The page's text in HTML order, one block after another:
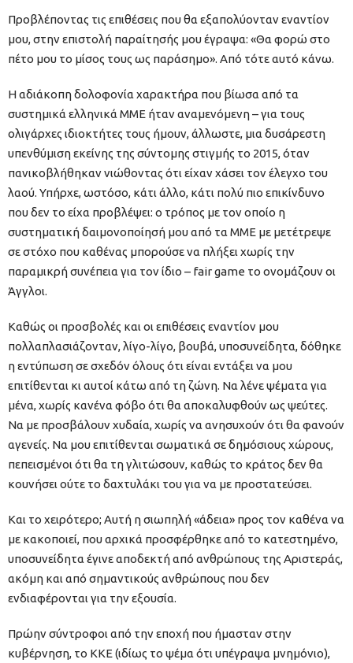
Προβλέποντας τις επιθέσεις που θα εξαπολύονταν εναντίον
μου, στην επιστολή παραίτησής μου έγραψα: «Θα φορώ στο
πέτο μου το μίσος τους ως παράσημο». Από τότε αυτό κάνω.
Η αδιάκοπη δολοφονία χαρακτήρα που βίωσα από τα
συστημικά ελληνικά ΜΜΕ ήταν αναμενόμενη – για τους
ολιγάρχες ιδιοκτήτες τους ήμουν, άλλωστε, μια δυσάρεστη
υπενθύμιση εκείνης της σύντομης στιγμής το 2015, όταν
πανικοβλήθηκαν νιώθοντας ότι είχαν χάσει τον έλεγχο του
λαού. Υπήρχε, ωστόσο, κάτι άλλο, κάτι πολύ πιο επικίνδυνο
που δεν το είχα προβλέψει: ο τρόπος με τον οποίο η
συστηματική δαιμονοποίησή μου από τα ΜΜΕ με μετέτρεψε
σε στόχο που καθένας μπορούσε να πλήξει χωρίς την
παραμικρή συνέπεια για τον ίδιο – fair game το ονομάζουν οι
Άγγλοι.
Καθώς οι προσβολές και οι επιθέσεις εναντίον μου
πολλαπλασιάζονταν, λίγο-λίγο, βουβά, υποσυνείδητα, δόθηκε
η εντύπωση σε σχεδόν όλους ότι είναι εντάξει να μου
επιτίθενται κι αυτοί κάτω από τη ζώνη. Να λένε ψέματα για
μένα, χωρίς κανένα φόβο ότι θα αποκαλυφθούν ως ψεύτες.
Να με προσβάλουν χυδαία, χωρίς να ανησυχούν ότι θα φανούν
αγενείς. Να μου επιτίθενται σωματικά σε δημόσιους χώρους,
πεπεισμένοι ότι θα τη γλιτώσουν, καθώς το κράτος δεν θα
κουνήσει ούτε το δαχτυλάκι του για να με προστατεύσει.
Και το χειρότερο; Αυτή η σιωπηλή «άδεια» προς τον καθένα να
με κακοποιεί, που αρχικά προσφέρθηκε από το κατεστημένο,
υποσυνείδητα έγινε αποδεκτή από ανθρώπους της Αριστεράς,
ακόμη και από σημαντικούς ανθρώπους που δεν
ενδιαφέρονται για την εξουσία.
Πρώην σύντροφοι από την εποχή που ήμασταν στην
κυβέρνηση, το ΚΚΕ (ιδίως το ψέμα ότι υπέγραψα μνημόνιο),